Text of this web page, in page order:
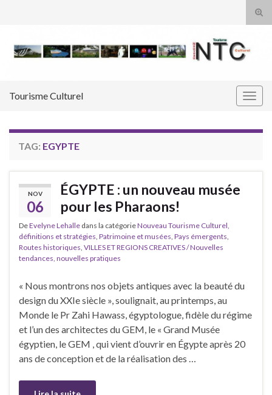
Tourisme Culturel
TAG: EGYPTE
NOV
06
ÉGYPTE : un nouveau musée
pour les Pharaons!
DeEvelyne Lehalle dans la catégorieNouveau Tourisme Culturel,
définitions et stratégies, Patrimoine et musées, Pays émergents,
Routes historiques, VILLES ET REGIONS CREATIVES / Nouvelles
tendances, nouvelles pratiques
« Nous montrons nos objets antiques avec la beauté du
design du XXIe siècle », soulignait, au printemps, au
Monde le Pr Zahi Hawass, égyptologue, fidèle du régime
et l’un des architectes du GEM, le « Grand Musée
égyptien, le GEM , qui vient d’ouvrir en Égypte après 20
ans de conception et de la réalisation des …